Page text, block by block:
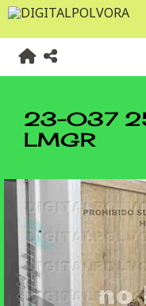
23-037
LMGR